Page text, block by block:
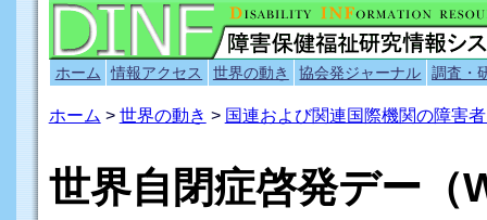
ホーム 情報アクセス 世界の動き 協会発ジャーナル 調査・
ホーム > 世界の動き > 国連および関連国際機関の障害
世界自閉症啓発デー（